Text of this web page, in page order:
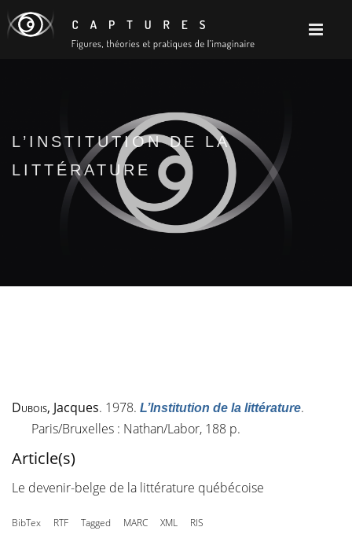
L’INSTITUTION DE LA
LITTÉRATURE
Dubois, Jacques. 1978. L’Institution de la littérature.
Paris/Bruxelles : Nathan/Labor, 188 p.
Article(s)
Le devenir-belge de la littérature québécoise
BibTex RTF Tagged MARC XML RIS